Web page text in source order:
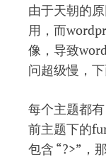
由于天朝的
用，而
像，导致
问超级慢，
每个主题都
前主题下的
包含 “?>”，